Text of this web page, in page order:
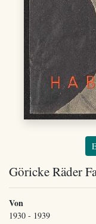
Göricke Räder
Von
1930 - 1939